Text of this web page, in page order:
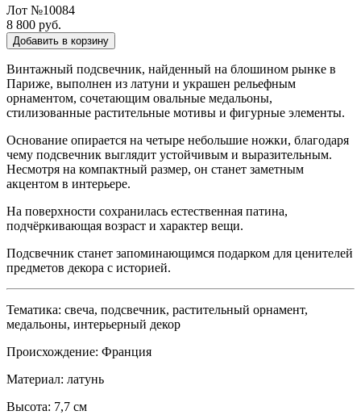
Лот №10084
8 800 руб.
Добавить в корзину
Винтажный подсвечник, найденный на блошином рынке в
Париже, выполнен из латуни и украшен рельефным
орнаментом, сочетающим овальные медальоны,
стилизованные растительные мотивы и фигурные элементы.
Основание опирается на четыре небольшие ножки, благодаря
чему подсвечник выглядит устойчивым и выразительным.
Несмотря на компактный размер, он станет заметным
акцентом в интерьере.
На поверхности сохранилась естественная патина,
подчёркивающая возраст и характер вещи.
Подсвечник станет запоминающимся подарком для ценителей
предметов декора с историей.
Тематика: свеча, подсвечник, растительный орнамент,
медальоны, интерьерный декор
Происхождение: Франция
Материал: латунь
Высота: 7,7 см